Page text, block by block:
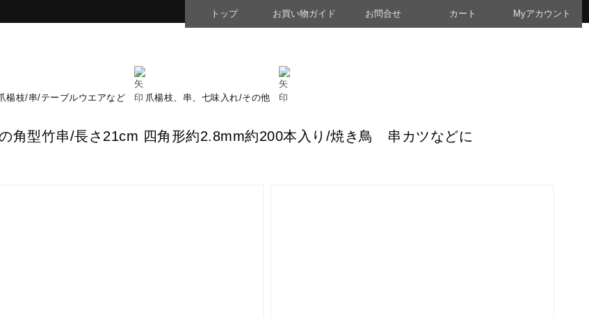
トップ お買い物ガイド お問合せ カート Myアカウント
楊枝/串/テーブルウエアなど 爪楊枝、串、七味入れ/その他
角型竹串/長さ21cm 四角形約2.8mm約200本入り/焼き鳥 串カツなどに